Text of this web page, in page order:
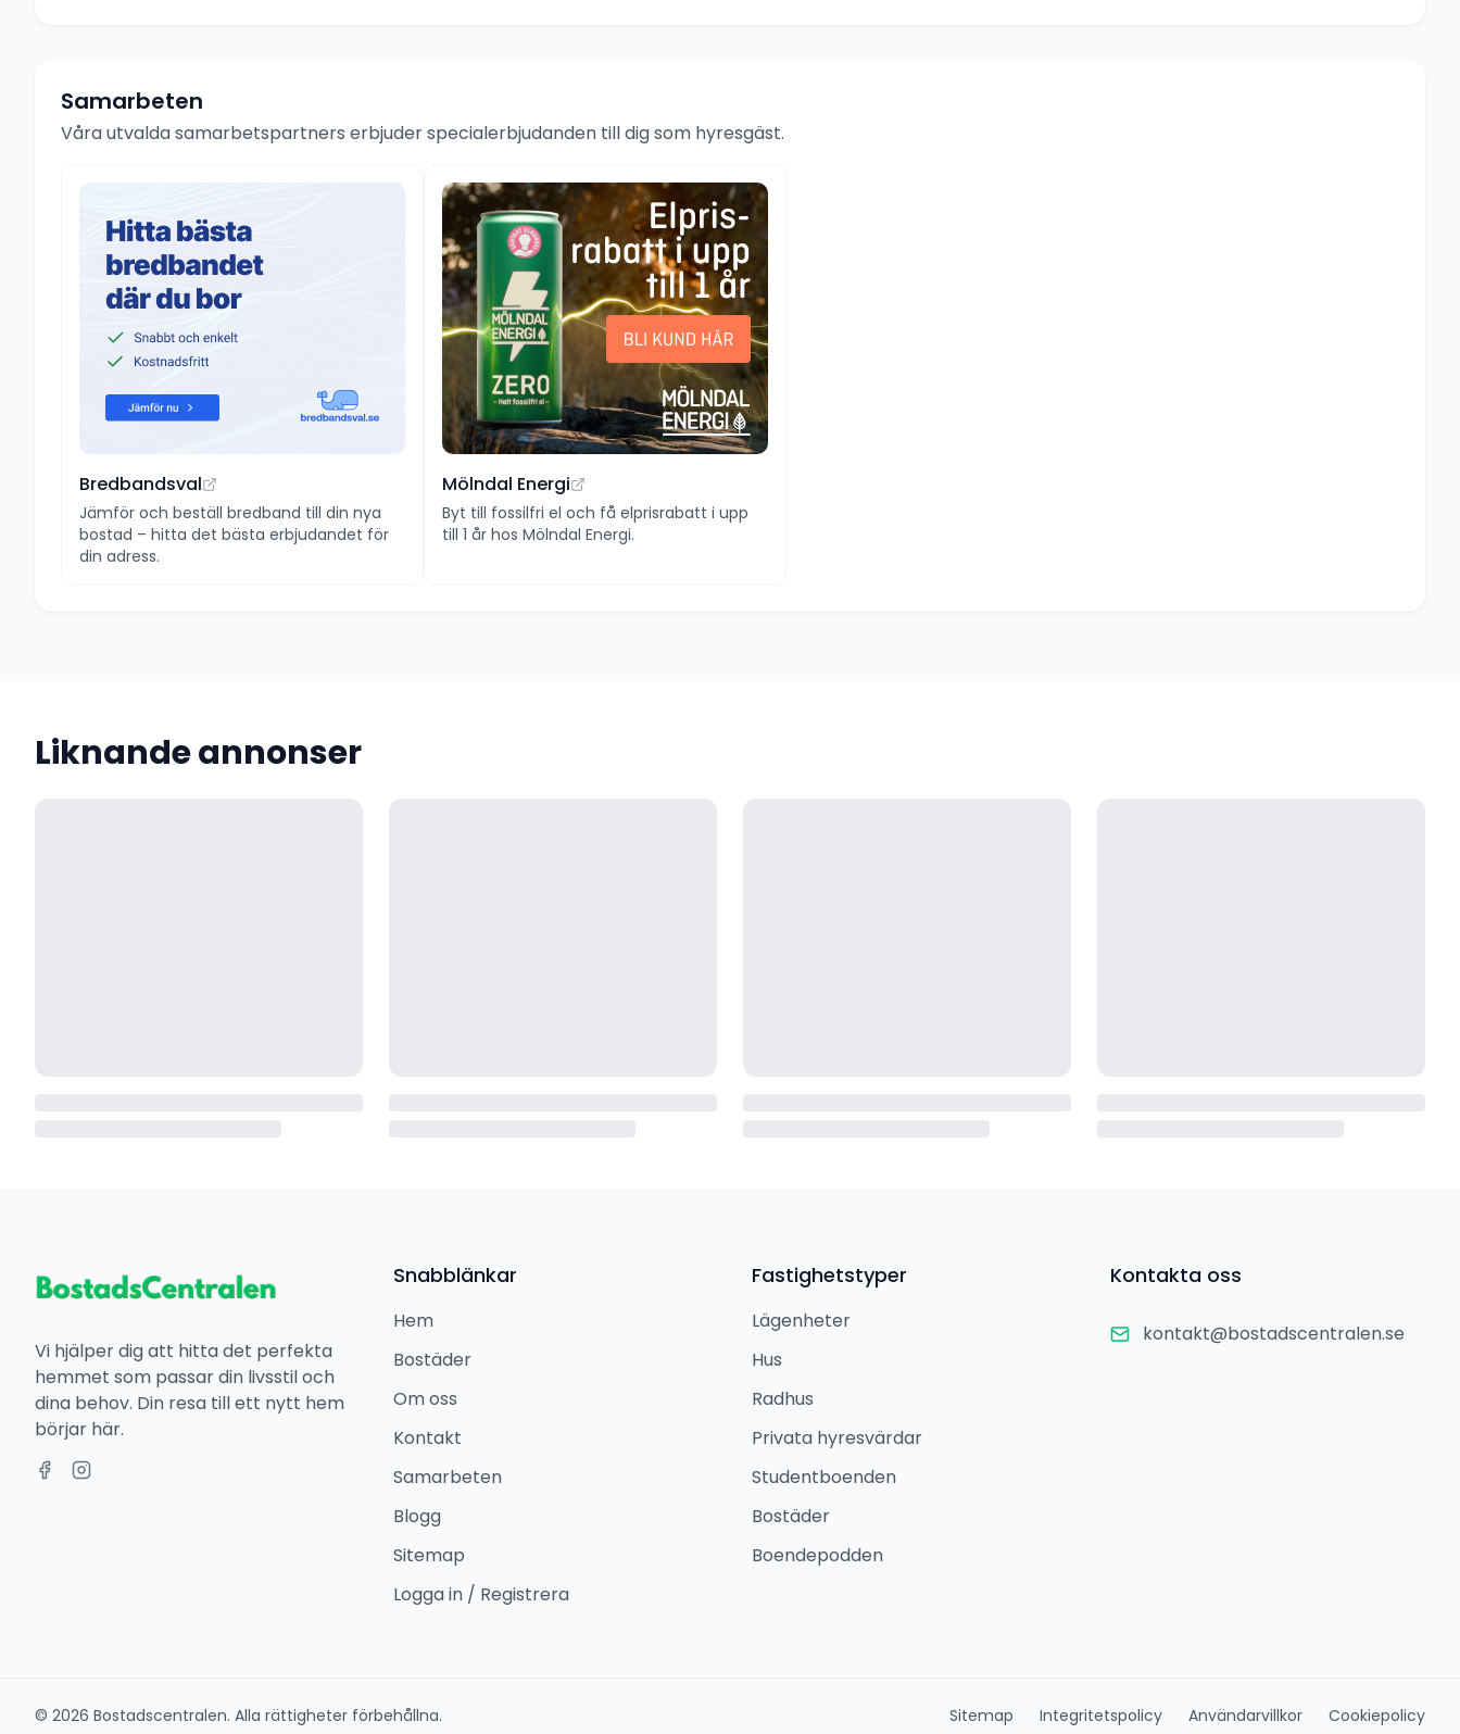
Samarbeten
Våra utvalda samarbetspartners erbjuder specialerbjudanden till dig som hyresgäst.
Bredbandsval
Jämför och beställ bredband till din nya
bostad – hitta det bästa erbjudandet för
din adress.
Mölndal Energi
Byt till fossilfri el och få elprisrabatt i upp
till 1 år hos Mölndal Energi.
Liknande annonser
Vi hjälper dig att hitta det perfekta
hemmet som passar din livsstil och
dina behov. Din resa till ett nytt hem
börjar här.
Snabblänkar
Hem
Bostäder
Om oss
Kontakt
Samarbeten
Blogg
Sitemap
Logga in / Registrera
Fastighetstyper
Lägenheter
Hus
Radhus
Privata hyresvärdar
Studentboenden
Bostäder
Boendepodden
Kontakta oss
kontakt@bostadscentralen.se
© 2026 Bostadscentralen. Alla rättigheter förbehållna. Sitemap Integritetspolicy Användarvillkor Cookiepolicy